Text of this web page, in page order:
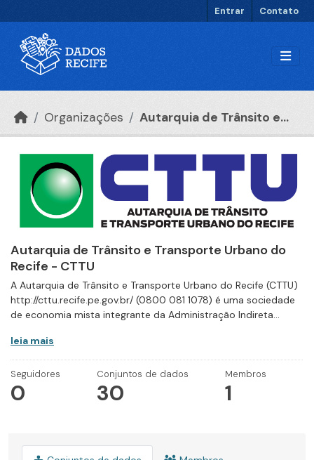
Entrar Contato
Organizações Autarquia de Trânsito e...
Autarquia de Trânsito e Transporte Urbano do
Recife - CTTU
A Autarquia de Trânsito e Transporte Urbano do Recife (CTTU)
http://cttu.recife.pe.gov.br/ (0800 081 1078) é uma sociedade
de economia mista integrante da Administração Indireta...
leia mais
Seguidores
0
Conjuntos de dados
30
Membros
1